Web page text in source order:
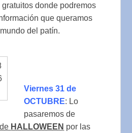
donde podremos
que queramos
del patín.
Viernes 31 de
OCTUBRE: Lo
pasaremos de
HALLOWEEN por las